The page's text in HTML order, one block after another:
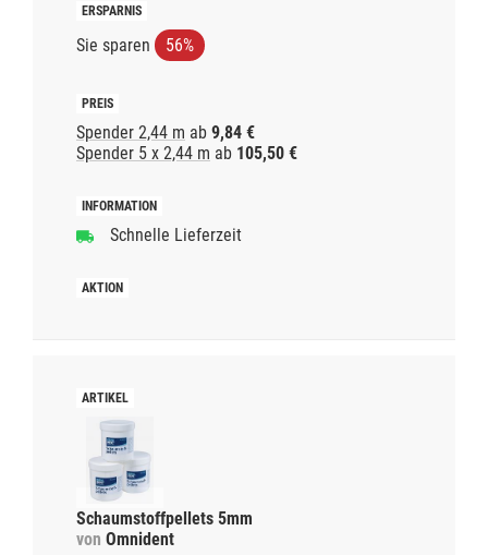
Sie sparen 56%
Spender 2,44 m ab 9,84 €
Spender 5 x 2,44 m ab 105,50 €
Schnelle Lieferzeit
Schaumstoffpellets 5mm
von Omnident